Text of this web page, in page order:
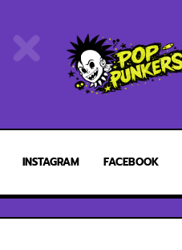
INSTAGRAM FACEBOOK